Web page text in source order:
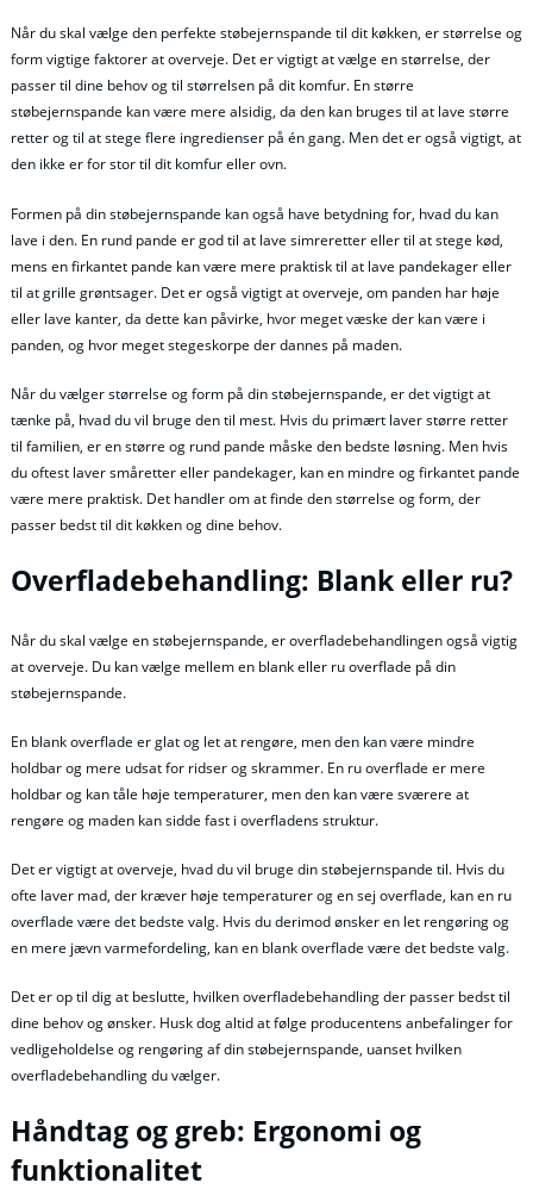
Når du skal vælge den perfekte støbejernspande til dit køkken, er størrelse og
form vigtige faktorer at overveje. Det er vigtigt at vælge en størrelse, der
passer til dine behov og til størrelsen på dit komfur. En større
støbejernspande kan være mere alsidig, da den kan bruges til at lave større
retter og til at stege flere ingredienser på én gang. Men det er også vigtigt, at
den ikke er for stor til dit komfur eller ovn.
Formen på din støbejernspande kan også have betydning for, hvad du kan
lave i den. En rund pande er god til at lave simreretter eller til at stege kød,
mens en firkantet pande kan være mere praktisk til at lave pandekager eller
til at grille grøntsager. Det er også vigtigt at overveje, om panden har høje
eller lave kanter, da dette kan påvirke, hvor meget væske der kan være i
panden, og hvor meget stegeskorpe der dannes på maden.
Når du vælger størrelse og form på din støbejernspande, er det vigtigt at
tænke på, hvad du vil bruge den til mest. Hvis du primært laver større retter
til familien, er en større og rund pande måske den bedste løsning. Men hvis
du oftest laver småretter eller pandekager, kan en mindre og firkantet pande
være mere praktisk. Det handler om at finde den størrelse og form, der
passer bedst til dit køkken og dine behov.
Overfladebehandling: Blank eller ru?
Når du skal vælge en støbejernspande, er overfladebehandlingen også vigtig
at overveje. Du kan vælge mellem en blank eller ru overflade på din
støbejernspande.
En blank overflade er glat og let at rengøre, men den kan være mindre
holdbar og mere udsat for ridser og skrammer. En ru overflade er mere
holdbar og kan tåle høje temperaturer, men den kan være sværere at
rengøre og maden kan sidde fast i overfladens struktur.
Det er vigtigt at overveje, hvad du vil bruge din støbejernspande til. Hvis du
ofte laver mad, der kræver høje temperaturer og en sej overflade, kan en ru
overflade være det bedste valg. Hvis du derimod ønsker en let rengøring og
en mere jævn varmefordeling, kan en blank overflade være det bedste valg.
Det er op til dig at beslutte, hvilken overfladebehandling der passer bedst til
dine behov og ønsker. Husk dog altid at følge producentens anbefalinger for
vedligeholdelse og rengøring af din støbejernspande, uanset hvilken
overfladebehandling du vælger.
Håndtag og greb: Ergonomi og
funktionalitet